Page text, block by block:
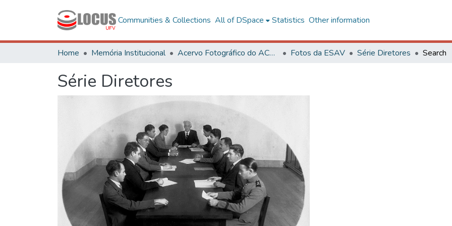
Communities & Collections All of DSpace Statistics Other information
Home Memória Institucional Acervo Fotográfico do ACH-UFV Fotos da ESAV Série Diretores Search
Série Diretores